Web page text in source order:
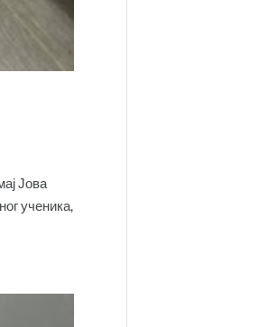
Јова
ученика,